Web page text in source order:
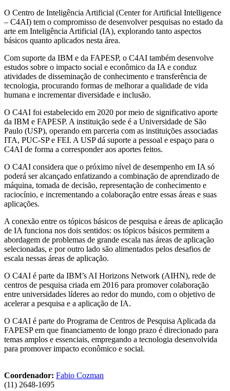
O Centro de Inteligência Artificial (Center for Artificial Intelligence
– C4AI) tem o compromisso de desenvolver pesquisas no estado da
arte em Inteligência Artificial (IA), explorando tanto aspectos
básicos quanto aplicados nesta área.
Com suporte da IBM e da FAPESP, o C4AI também desenvolve
estudos sobre o impacto social e econômico da IA e conduz
atividades de disseminação de conhecimento e transferência de
tecnologia, procurando formas de melhorar a qualidade de vida
humana e incrementar diversidade e inclusão.
O C4AI foi estabelecido em 2020 por meio de significativo aporte
da IBM e FAPESP. A instituição sede é a Universidade de São
Paulo (USP), operando em parceria com as instituições associadas
ITA, PUC-SP e FEI. A USP dá suporte a pessoal e espaço para o
C4AI de forma a corresponder aos aportes feitos.
O C4AI considera que o próximo nível de desempenho em IA só
poderá ser alcançado enfatizando a combinação de aprendizado de
máquina, tomada de decisão, representação de conhecimento e
raciocínio, e incrementando a colaboração entre essas áreas e suas
aplicações.
A conexão entre os tópicos básicos de pesquisa e áreas de aplicação
de IA funciona nos dois sentidos: os tópicos básicos permitem a
abordagem de problemas de grande escala nas áreas de aplicação
selecionadas, e por outro lado são alimentados pelos desafios de
escala nessas áreas de aplicação.
O C4AI é parte da IBM’s AI Horizons Network (AIHN), rede de
centros de pesquisa criada em 2016 para promover colaboração
entre universidades líderes ao redor do mundo, com o objetivo de
acelerar a pesquisa e a aplicação de IA.
O C4AI é parte do Programa de Centros de Pesquisa Aplicada da
FAPESP em que financiamento de longo prazo é direcionado para
temas amplos e essenciais, empregando a tecnologia desenvolvida
para promover impacto econômico e social.
Coordenador: Fabio Cozman
(11) 2648-1695